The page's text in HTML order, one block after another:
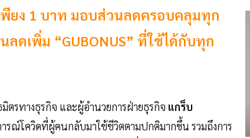
พียง 1 บาท มอบส่วนลดครอบคลุมทุก
ดเพิ่ม “GUBONUS” ที่ใช้ได้กับทุก
รทางธุรกิจ และผู้อำนวยการฝ่ายธุรกิจ แกร็บ
รณ์โควิดที่ผู้คนกลับมาใช้ชีวิตตามปกติมากขึ้น รวมถึงการ